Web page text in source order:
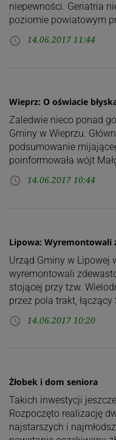
niepewności. Geriatria
poziomie powiatowym
access_time 14.06.2017 11:44
Wieprz: O oświacie
Zaledwie nieco ponad
Gminy w Wieprzu.
podsumowanie
poinformowała wójt
access_time 14.06.2017 10:44
Lipowa: Wyremontowali
Urząd Gminy w Lipowej
wyremontowali
stojącej przy tzw.
przez pola trakt,
access_time 14.06.2017 10:20
Żłobek i dom seniora
Takich inwestycji
Rozpoczęto realizację
najstarszych i